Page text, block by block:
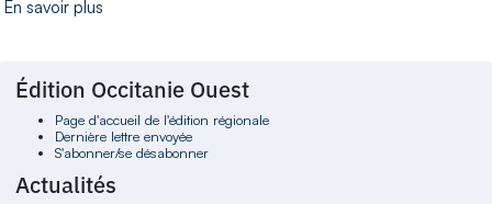
En savoir plus
Édition Occitanie Ouest
Page d'accueil de l'édition régionale
Dernière lettre envoyée
S'abonner/se désabonner
Actualités